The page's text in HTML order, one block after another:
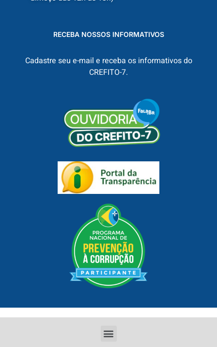
RECEBA NOSSOS INFORMATIVOS
Cadastre seu e-mail e receba os informativos do
CREFITO-7.